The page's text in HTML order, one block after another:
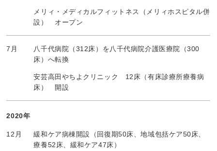
メリィ・メディカルフィットネス（メリィホスピタル併
設） オープン
7月
八千代病院（312床）を八千代病院介護医療院（300
床）へ転換
安芸高田やちよクリニック 12床（有床診療所療養病
床） 開設
2020年
12月
緩和ケア病棟開設（回復期50床、地域包括ケア50床、
療養52床、緩和ケア47床）